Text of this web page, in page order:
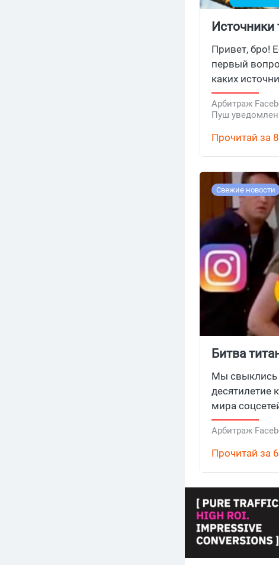
Источники
Привет, бро!
первый
каких
трафик в
Арбитраж
Пуш
Прочитай за
Свежие новости
Битва
четверть
больше
Мы свыклись
десятилетие
мира
серъезно
сокращают
почему
Арбитраж
Прочитай за